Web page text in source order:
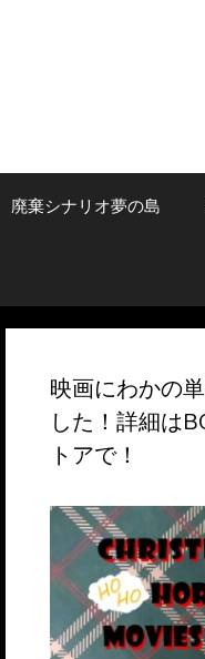
廃棄シナリオ夢の島
映画にわかの
した！詳細は
トアで！